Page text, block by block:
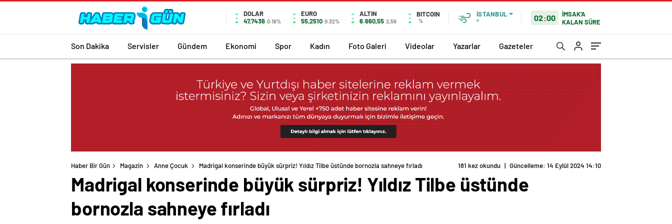
DOLAR
47,7436 0.18%
EURO
55,2510 0.32%
ALTIN
6.660,55 2,59
BITCOIN
%
İSTANBUL
°
02:00
İMSAK'A
KALAN SÜRE
Son Dakika Servisler Gündem Ekonomi Spor Kadın Foto Galeri Videolar Yazarlar Gazeteler
Haber Bir Gün Magazin Anne Çocuk Madrigal konserinde büyük sürpriz! Yıldız Tilbe üstünde bornozla sahneye fırladı 181 kez okundu | Güncelleme: 14 Eylül 2024 14:10
Madrigal konserinde büyük sürpriz! Yıldız Tilbe üstünde
bornozla sahneye fırladı